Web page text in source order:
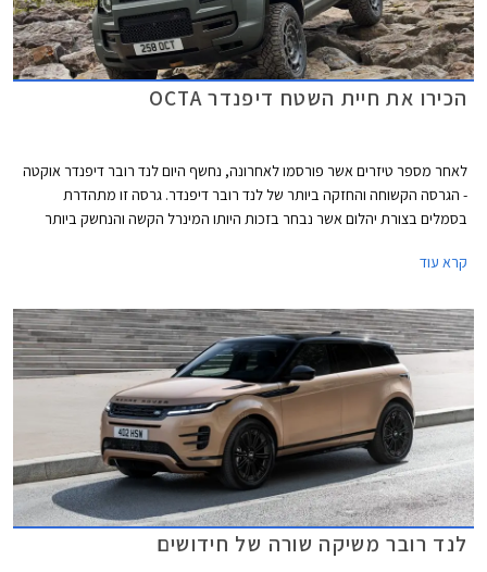
הכירו את חיית השטח דיפנדר OCTA
לאחר מספר טיזרים אשר פורסמו לאחרונה, נחשף היום לנד רובר דיפנדר אוקטה
- הגרסה הקשוחה והחזקה ביותר של לנד רובר דיפנדר. גרסה זו מתהדרת
בסמלים בצורת יהלום אשר נבחר בזכות היותו המינרל הקשה והנחשק ביותר
קרא עוד
לנד רובר משיקה שורה של חידושים